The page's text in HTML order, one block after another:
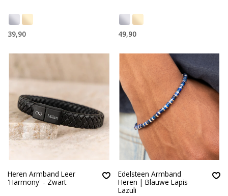
39,90 49,90
Heren Armband Leer
'Harmony' - Zwart
Edelsteen Armband
Heren | Blauwe Lapis
Lazuli